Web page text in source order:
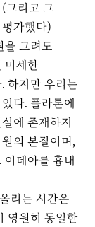
그리고 그
가했다)
을 그려도
미세한
하지만 우리는
다. 플라톤에
에 존재하지
의 본질이며,
데아를 흉내
리는 시간은
영원히 동일한